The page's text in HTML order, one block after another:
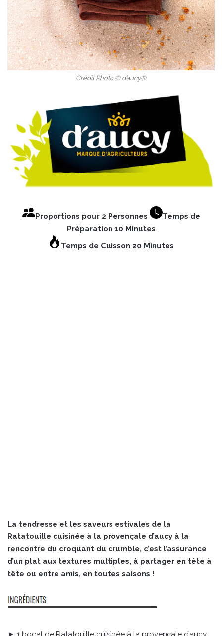
Crédit Photo © d’aucy®
Proportions pour 2 Personnes
Temps de
Préparation 10 Minutes
Temps de Cuisson 20 Minutes
La tendresse et les saveurs estivales de la
Ratatouille cuisinée à la provençale d’aucy à la
rencontre du croquant du crumble, c’est l’assurance
d’un plat aux textures multiples, à partager en tête à
tête ou entre amis, en toutes saisons !
► 1 bocal de Ratatouille cuisinée à la provençale d’aucy